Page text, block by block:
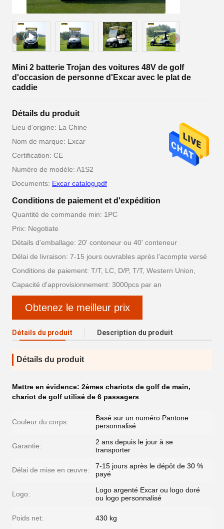
Mini 2 batterie Trojan des voitures 48V de golf
d'occasion de personne d'Excar avec le plat de
caddie
Détails du produit
Lieu d'origine: La Chine
Nom de marque: Excar
Certification: CE
Numéro de modèle: A1S2
Documents: Excar catalog.pdf
Conditions de paiement et d'expédition
Quantité de commande min: 1PC
Prix: Negotiate
Détails d'emballage: 20' conteneur ou 40' conteneur
Délai de livraison: 7-15 jours ouvrables après l'acompte versé
Conditions de paiement: T/T, LC, D/P, T/T, Western Union,
Capacité d'approvisionnement: 3000pcs par an
Obtenez le meilleur prix
Détails du produit Description du produit
Détails du produit
Mettre en évidence: 2èmes chariots de golf de main,
chariot de golf utilisé de 6 passagers
Couleur du corps:
Basé sur un numéro Pantone
personnalisé
Garantie:
2 ans depuis le jour à se
transporter
Délai de mise en œuvre:
7-15 jours après le dépôt de 30 %
payé
Logo:
Logo argenté Excar ou logo doré
ou logo personnalisé
Poids net: 430 kg